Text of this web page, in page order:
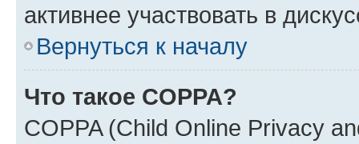
активнее участвовать в
Вернуться к началу
Что такое COPPA?
COPPA (Child Online Privacy